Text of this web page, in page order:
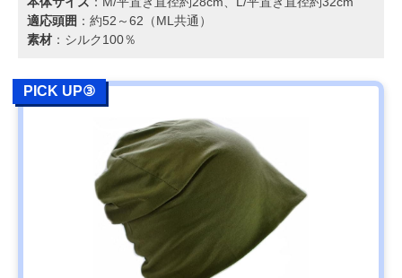
適応頭囲 ：約52～62（ML共通）
素材 ：シルク100％
PICK UP③